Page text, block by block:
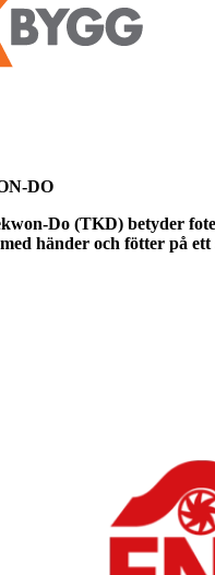
DO
Do (TKD) betyder
händer och fötter på